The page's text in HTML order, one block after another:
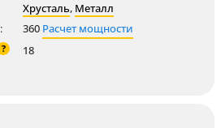
Хрусталь, Металл
360 Расчет мощности
? 18